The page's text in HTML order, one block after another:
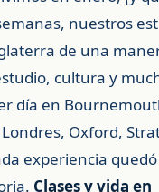
nuestros
de una
cultura y
día en
Oxford,
experiencia
Clases y vida en